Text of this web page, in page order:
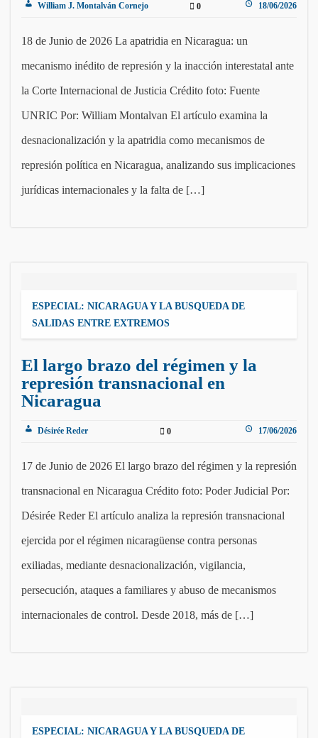
William J. Montalván Cornejo 0 18/06/2026
18 de Junio de 2026 La apatridia en Nicaragua: un
mecanismo inédito de represión y la inacción interestatal ante
la Corte Internacional de Justicia Crédito foto: Fuente
UNRIC Por: William Montalvan El artículo examina la
desnacionalización y la apatridia como mecanismos de
represión política en Nicaragua, analizando sus implicaciones
jurídicas internacionales y la falta de […]
ESPECIAL: NICARAGUA Y LA BUSQUEDA DE
SALIDAS ENTRE EXTREMOS
El largo brazo del régimen y la
represión transnacional en
Nicaragua
Désirée Reder 0 17/06/2026
17 de Junio de 2026 El largo brazo del régimen y la represión
transnacional en Nicaragua Crédito foto: Poder Judicial Por:
Désirée Reder El artículo analiza la represión transnacional
ejercida por el régimen nicaragüense contra personas
exiliadas, mediante desnacionalización, vigilancia,
persecución, ataques a familiares y abuso de mecanismos
internacionales de control. Desde 2018, más de […]
ESPECIAL: NICARAGUA Y LA BUSQUEDA DE